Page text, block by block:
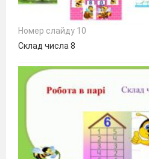
Номер слайду 10
Склад числа 8